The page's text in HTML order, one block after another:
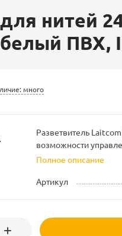
нитей
ПВХ,
много
Разветвитель
возможности
Полное описание
Артикул